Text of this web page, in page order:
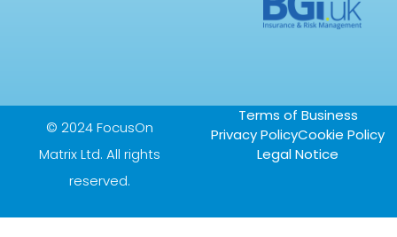
© 2024 FocusOn
Matrix Ltd. All rights
reserved.
Terms of Business
Privacy PolicyCookie Policy
Legal Notice